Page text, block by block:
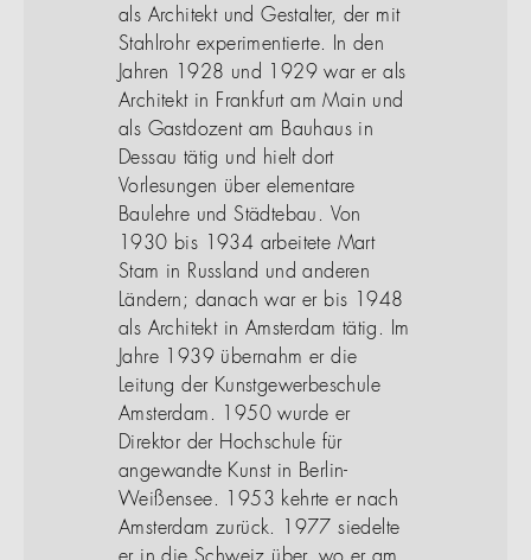
als Architekt und Gestalter, der mit
Stahlrohr experimentierte. In den
Jahren 1928 und 1929 war er als
Architekt in Frankfurt am Main und
als Gastdozent am Bauhaus in
Dessau tätig und hielt dort
Vorlesungen über elementare
Baulehre und Städtebau. Von
1930 bis 1934 arbeitete Mart
Stam in Russland und anderen
Ländern; danach war er bis 1948
als Architekt in Amsterdam tätig. Im
Jahre 1939 übernahm er die
Leitung der Kunstgewerbeschule
Amsterdam. 1950 wurde er
Direktor der Hochschule für
angewandte Kunst in Berlin-
Weißensee. 1953 kehrte er nach
Amsterdam zurück. 1977 siedelte